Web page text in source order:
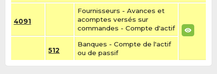
4091
Fournisseurs - Avances et
acomptes versés sur
commandes - Compte d'actif
512
Banques - Compte de l'actif
ou de passif